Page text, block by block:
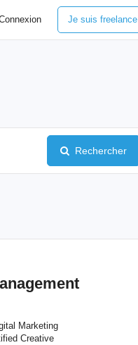
Je suis freelance
Rechercher
Marketing
Creative